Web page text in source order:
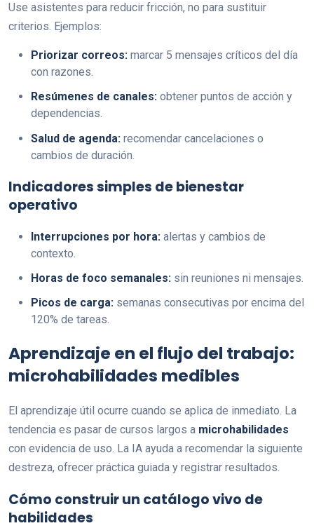
Use asistentes para reducir fricción, no para sustituir
criterios. Ejemplos:
Priorizar correos: marcar 5 mensajes críticos del día
con razones.
Resúmenes de canales: obtener puntos de acción y
dependencias.
Salud de agenda: recomendar cancelaciones o
cambios de duración.
Indicadores simples de bienestar
operativo
Interrupciones por hora: alertas y cambios de
contexto.
Horas de foco semanales: sin reuniones ni mensajes.
Picos de carga: semanas consecutivas por encima del
120% de tareas.
Aprendizaje en el flujo del trabajo:
microhabilidades medibles
El aprendizaje útil ocurre cuando se aplica de inmediato. La
tendencia es pasar de cursos largos a microhabilidades
con evidencia de uso. La IA ayuda a recomendar la siguiente
destreza, ofrecer práctica guiada y registrar resultados.
Cómo construir un catálogo vivo de
habilidades